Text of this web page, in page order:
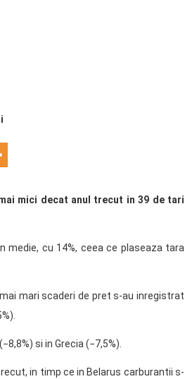
mici decat anul trecut in 39 de tari
medie, cu 14%, ceea ce plaseaza tara
mari scaderi de pret s-au inregistrat
si in Grecia (−7,5%).
in timp ce in Belarus carburantii s-